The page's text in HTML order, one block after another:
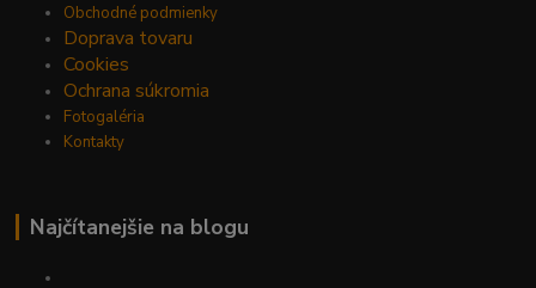
Obchodné podmienky
Doprava tovaru
Cookies
Ochrana súkromia
Fotogaléria
Kontakty
Najčítanejšie na blogu